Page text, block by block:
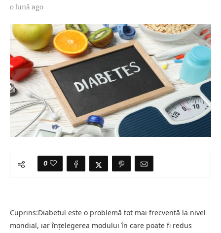
o lună ago
0
Cuprins:Diabetul este o problemă tot mai frecventă la nivel
mondial, iar înțelegerea modului în care poate fi redus